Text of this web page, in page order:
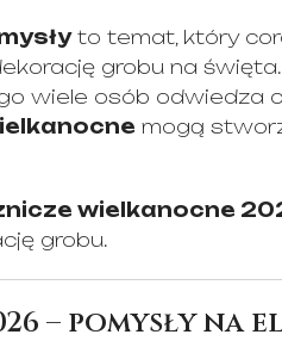
to temat, który
grobu na
wiele osób odwiedza
mogą
wielkanocne
grobu.
– pomysły na